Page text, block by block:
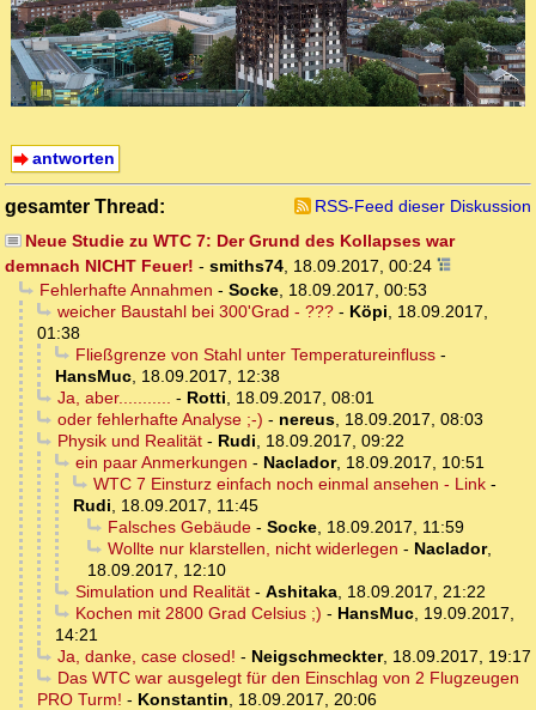
antworten
gesamter Thread:
RSS-Feed dieser Diskussion
Neue Studie zu WTC 7: Der Grund des Kollapses war
demnach NICHT Feuer! - smiths74, 18.09.2017, 00:24
Fehlerhafte Annahmen - Socke, 18.09.2017, 00:53
weicher Baustahl bei 300'Grad - ???- Köpi, 18.09.2017,
01:38
Fließgrenze von Stahl unter Temperatureinfluss-
HansMuc, 18.09.2017, 12:38
Ja, aber........... - Rotti, 18.09.2017, 08:01
oder fehlerhafte Analyse ;-) - nereus, 18.09.2017, 08:03
Physik und Realität- Rudi, 18.09.2017, 09:22
ein paar Anmerkungen - Naclador, 18.09.2017, 10:51
WTC 7 Einsturz einfach noch einmal ansehen - Link-
Rudi, 18.09.2017, 11:45
Falsches Gebäude- Socke, 18.09.2017, 11:59
Wollte nur klarstellen, nicht widerlegen - Naclador,
18.09.2017, 12:10
Simulation und Realität- Ashitaka, 18.09.2017, 21:22
Kochen mit 2800 Grad Celsius ;) - HansMuc, 19.09.2017,
14:21
Ja, danke, case closed! - Neigschmeckter, 18.09.2017, 19:17
Das WTC war ausgelegt für den Einschlag von 2 Flugzeugen
PRO Turm! - Konstantin, 18.09.2017, 20:06